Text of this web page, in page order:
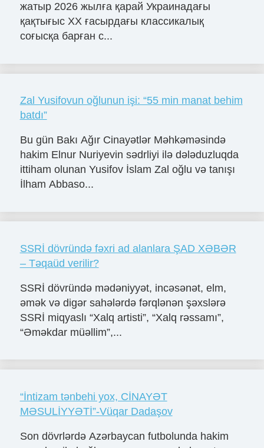
жатыр 2026 жылға қарай Украинадағы
қақтығыс ХХ ғасырдағы классикалық
соғысқа барған с...
Zal Yusifovun oğlunun işi: “55 min manat behim
batdı”
Bu gün Bakı Ağır Cinayətlər Məhkəməsində
hakim Elnur Nuriyevin sədrliyi ilə dələduzluqda
ittiham olunan Yusifov İslam Zal oğlu və tanışı
İlham Abbaso...
SSRİ dövründə fəxri ad alanlara ŞAD XƏBƏR
– Təqaüd verilir?
SSRİ dövründə mədəniyyət, incəsənət, elm,
əmək və digər sahələrdə fərqlənən şəxslərə
SSRİ miqyaslı “Xalq artisti”, “Xalq rəssamı”,
“Əməkdar müəllim”,...
“İntizam tənbehi yox, CİNAYƏT
MƏSULİYYƏTİ”-Vüqar Dadaşov
Son dövrlərdə Azərbaycan futbolunda hakim